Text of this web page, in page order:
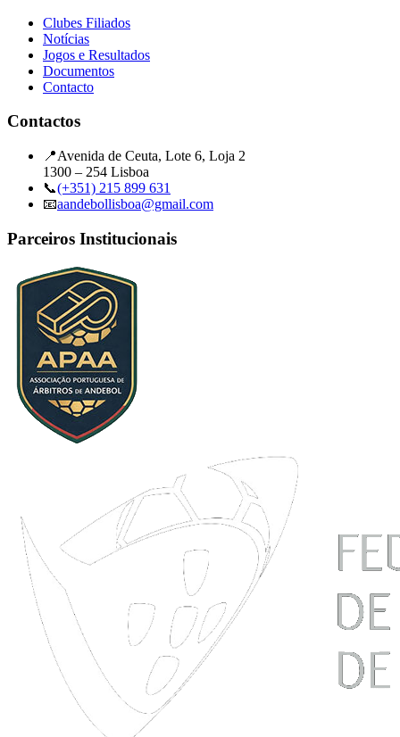
Clubes Filiados
Notícias
Jogos e Resultados
Documentos
Contacto
Contactos
📍Avenida de Ceuta, Lote 6, Loja 2
1300 – 254 Lisboa
📞(+351) 215 899 631
📧aandebollisboa@gmail.com
Parceiros Institucionais